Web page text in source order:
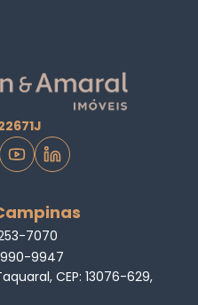
7070
9947
CEP: 13076-629,